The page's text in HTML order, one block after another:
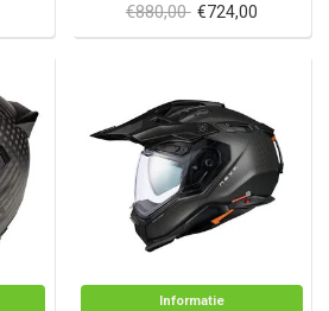
€880,00 €724,00
Informatie